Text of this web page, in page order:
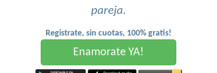
pareja.
Registrate, sin cuotas, 100% gratis!
Enamorate YA!